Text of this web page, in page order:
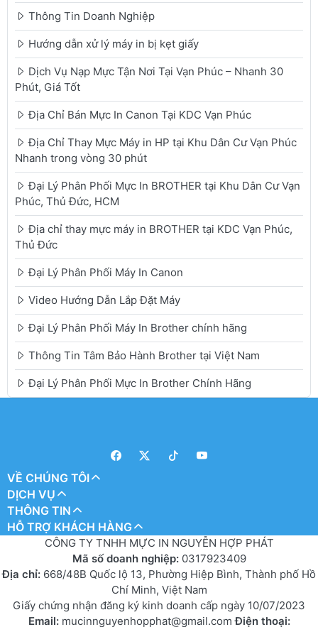
Thông Tin Doanh Nghiệp
Hướng dẫn xử lý máy in bị kẹt giấy
Dịch Vụ Nạp Mực Tận Nơi Tại Vạn Phúc – Nhanh 30
Phút, Giá Tốt
Địa Chỉ Bán Mực In Canon Tại KDC Vạn Phúc
Địa Chỉ Thay Mực Máy in HP tại Khu Dân Cư Vạn Phúc
Nhanh trong vòng 30 phút
Đại Lý Phân Phối Mực In BROTHER tại Khu Dân Cư Vạn
Phúc, Thủ Đức, HCM
Địa chỉ thay mực máy in BROTHER tại KDC Vạn Phúc,
Thủ Đức
Đại Lý Phân Phối Máy In Canon
Video Hướng Dẫn Lắp Đặt Máy
Đại Lý Phân Phối Máy In Brother chính hãng
Thông Tin Tâm Bảo Hành Brother tại Việt Nam
Đại Lý Phân Phối Mực In Brother Chính Hãng
VỀ CHÚNG TÔI
DỊCH VỤ
THÔNG TIN
HỖ TRỢ KHÁCH HÀNG
CÔNG TY TNHH MỰC IN NGUYỄN HỢP PHÁT
Mã số doanh nghiệp: 0317923409
Địa chỉ: 668/48B Quốc lộ 13, Phường Hiệp Bình, Thành phố Hồ
Chí Minh, Việt Nam
Giấy chứng nhận đăng ký kinh doanh cấp ngày 10/07/2023
Email: mucinnguyenhopphat@gmail.comĐiện thoại: